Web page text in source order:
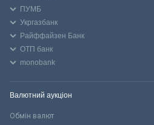
ПУМБ
Укргазбанк
Райффайзен Банк
ОТП банк
monobank
Валютний аукціон
Обмін валют